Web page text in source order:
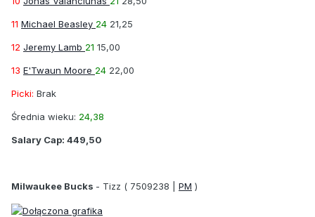
11 Michael Beasley 24 21,25
12 Jeremy Lamb 21 15,00
13 E'Twaun Moore 24 22,00
Picki: Brak
Średnia wieku: 24,38
Salary Cap: 449,50
Milwaukee Bucks - Tizz ( 7509238 | PM )